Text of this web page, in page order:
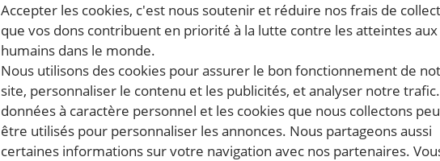
Accepter les cookies, c'est nous soutenir et réduire nos frais de
que vos dons contribuent en priorité à la lutte contre les atteintes
humains dans le monde.
Nous utilisons des cookies pour assurer le bon fonctionnement de
site, personnaliser le contenu et les publicités, et analyser notre
données à caractère personnel et les cookies que nous collectons
être utilisés pour personnaliser les annonces. Nous partageons aussi
certaines informations sur votre navigation avec nos partenaires.